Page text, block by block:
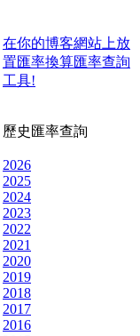
在你的博客網站上放
置匯率換算匯率查詢
工具!
歷史匯率查詢
2026
2025
2024
2023
2022
2021
2020
2019
2018
2017
2016